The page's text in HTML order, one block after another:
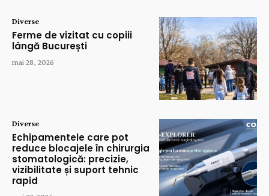
Diverse
Ferme de vizitat cu copiii
lângă București
mai 28, 2026
Diverse
Echipamentele care pot
reduce blocajele în chirurgia
stomatologică: precizie,
vizibilitate și suport tehnic
rapid